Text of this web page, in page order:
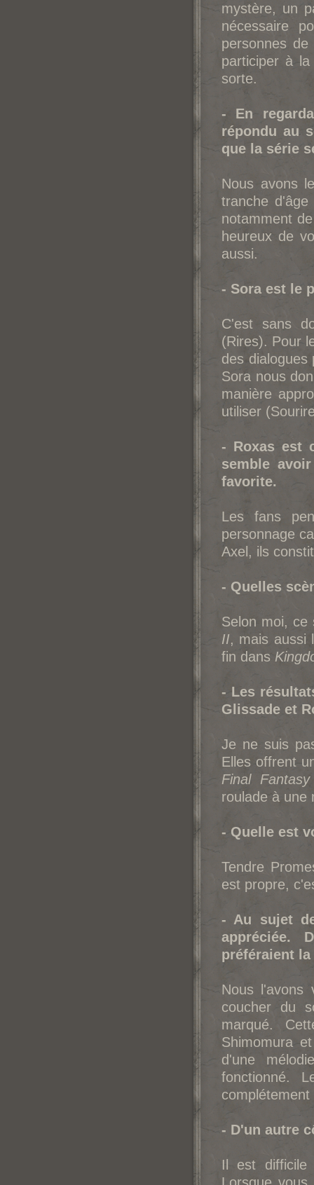
mystère, un
nécessaire
personnes
participer à
sorte.
- En
répondu au
que la série
Nous avons
tranche
notamment
heureux de
aussi.
- Sora est le
C'est sans
(Rires). Pour
des
Sora nous
manière
utiliser
- Roxas est
semble
favorite.
Les fans
personnage
Axel, ils
- Quelles
Selon moi,
II, mais aussi
fin dans
- Les
Glissade et
Je ne suis
Elles offrent
Final
roulade à une
- Quelle est
Tendre
est propre,
- Au sujet
appréciée.
préféraient
Nous l'avons
coucher du
marqué.
Shimomura
d'une
fonctionné.
- D'un autre
Il est difficile